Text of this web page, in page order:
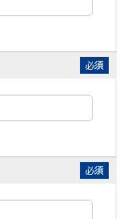
必須
必須